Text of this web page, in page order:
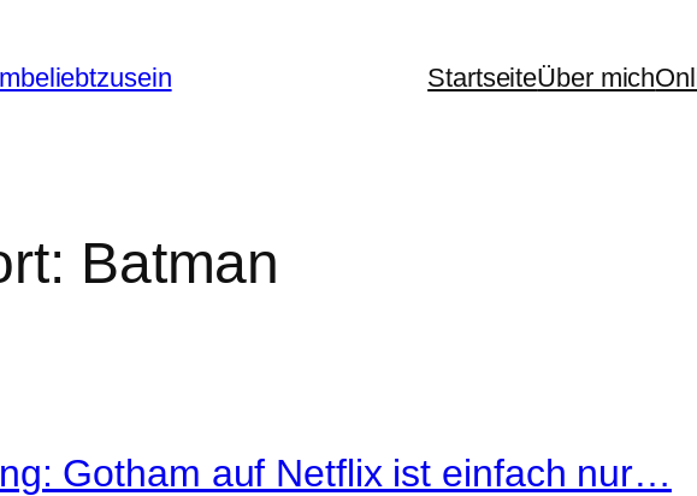
StartseiteÜber mich
Batman
Gotham auf Netflix ist einfach nur…